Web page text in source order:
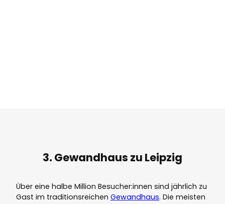
3. Gewandhaus zu Leipzig
Über eine halbe Million Besucher:innen sind jährlich zu
Gast im traditionsreichen Gewandhaus. Die meisten